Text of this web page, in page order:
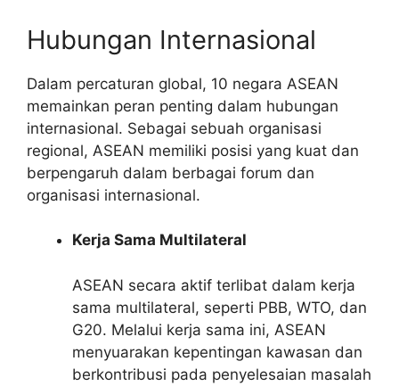
Hubungan Internasional
Dalam percaturan global, 10 negara ASEAN
memainkan peran penting dalam hubungan
internasional. Sebagai sebuah organisasi
regional, ASEAN memiliki posisi yang kuat dan
berpengaruh dalam berbagai forum dan
organisasi internasional.
Kerja Sama Multilateral
ASEAN secara aktif terlibat dalam kerja
sama multilateral, seperti PBB, WTO, dan
G20. Melalui kerja sama ini, ASEAN
menyuarakan kepentingan kawasan dan
berkontribusi pada penyelesaian masalah